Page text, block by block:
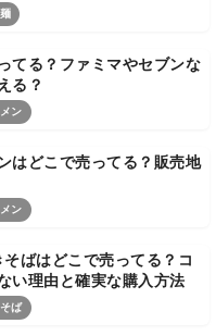
てる？ファミマやセブンな
る？
ン
はどこで売ってる？販売地
ン
ばはどこで売ってる？コ
い理由と確実な購入方法
ば